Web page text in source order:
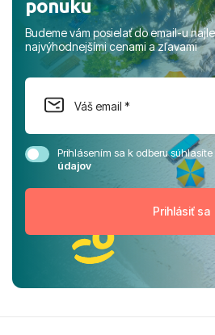
ponuku
Budeme vám posielať do email-u
najvýhodnejšími cenami a zľavami
Prihlásením sa k odberu súhlasíte
údajov